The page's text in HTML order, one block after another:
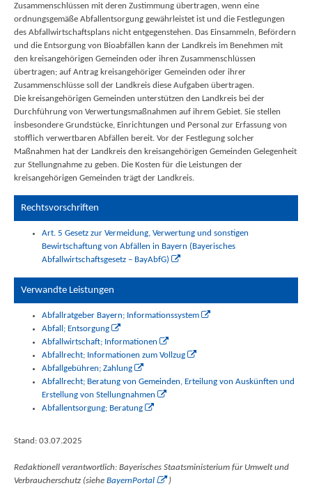
Zusammenschlüssen mit deren Zustimmung übertragen, wenn eine
ordnungsgemäße Abfallentsorgung gewährleistet ist und die Festlegungen
des Abfallwirtschaftsplans nicht entgegenstehen. Das Einsammeln, Befördern
und die Entsorgung von Bioabfällen kann der Landkreis im Benehmen mit
den kreisangehörigen Gemeinden oder ihren Zusammenschlüssen
übertragen; auf Antrag kreisangehöriger Gemeinden oder ihrer
Zusammenschlüsse soll der Landkreis diese Aufgaben übertragen.
Die kreisangehörigen Gemeinden unterstützen den Landkreis bei der
Durchführung von Verwertungsmaßnahmen auf ihrem Gebiet. Sie stellen
insbesondere Grundstücke, Einrichtungen und Personal zur Erfassung von
stofflich verwertbaren Abfällen bereit. Vor der Festlegung solcher
Maßnahmen hat der Landkreis den kreisangehörigen Gemeinden Gelegenheit
zur Stellungnahme zu geben. Die Kosten für die Leistungen der
kreisangehörigen Gemeinden trägt der Landkreis.
Rechtsvorschriften
Art. 5 Gesetz zur Vermeidung, Verwertung und sonstigen
Bewirtschaftung von Abfällen in Bayern (Bayerisches
Abfallwirtschaftsgesetz – BayAbfG)
Verwandte Leistungen
Abfallratgeber Bayern; Informationssystem
Abfall; Entsorgung
Abfallwirtschaft; Informationen
Abfallrecht; Informationen zum Vollzug
Abfallgebühren; Zahlung
Abfallrecht; Beratung von Gemeinden, Erteilung von Auskünften und
Erstellung von Stellungnahmen
Abfallentsorgung; Beratung
Stand: 03.07.2025
Redaktionell verantwortlich: Bayerisches Staatsministerium für Umwelt und
Verbraucherschutz (siehe BayernPortal )